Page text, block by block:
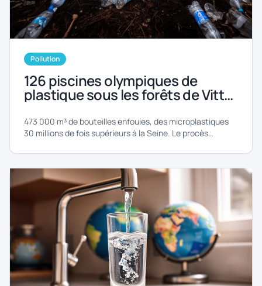
Pollution
126 piscines olympiques de
plastique sous les forêts de Vittel
: Nestlé devant la justice pour
une pollution « incommensurable
»
473 000 m³ de bouteilles enfouies, des microplastiques
30 millions de fois supérieurs à la Seine. Le procès